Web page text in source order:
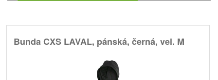
Bunda CXS LAVAL, pánská, černá, vel. M